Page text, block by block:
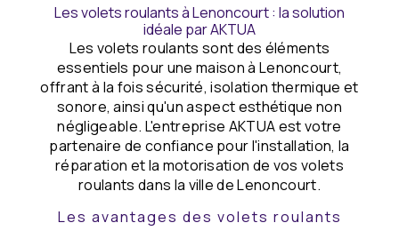
Les volets roulants à Lenoncourt : la solution
idéale par AKTUA
Les volets roulants sont des éléments
essentiels pour une maison à Lenoncourt,
offrant à la fois sécurité, isolation thermique et
sonore, ainsi qu'un aspect esthétique non
négligeable. L'entreprise AKTUA est votre
partenaire de confiance pour l'installation, la
réparation et la motorisation de vos volets
roulants dans la ville de Lenoncourt.
Les avantages des volets roulants